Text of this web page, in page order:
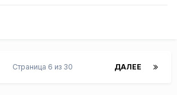
ДАЛЕЕ
Страница 6 из 30